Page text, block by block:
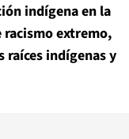
indígena en la
extremo,
raíces indígenas y